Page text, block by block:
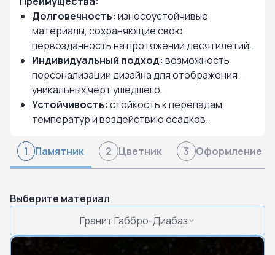
Долговечность: износоустойчивые
материалы, сохраняющие свою
первозданность на протяжении десятилетий.
Индивидуальный подход: возможность
персонализации дизайна для отображения
уникальных черт ушедшего.
Устойчивость: стойкость к перепадам
температур и воздействию осадков.
1 Памятник 2 Цветник 3 Оформление
Выберите материал
Гранит Габбро-Диабаз